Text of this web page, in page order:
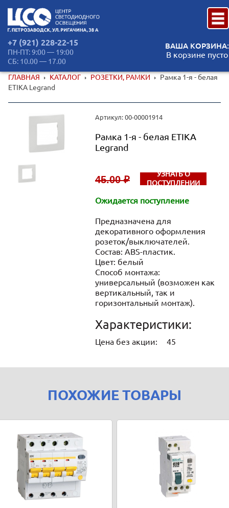
+7 (921) 228-22-15
ПН-ПТ: 9:00 — 19:00
СБ: 10.00 — 17.00
ВАША КОРЗИНА:
В корзине пусто
ГЛАВНАЯ КАТАЛОГ РОЗЕТКИ, РАМКИ
Рамка 1-я - белая
ETIKA Legrand
Артикул: 00-00001914
Рамка 1-я - белая ETIKA
Legrand
45.00 ₽
УЗНАТЬ О
ПОСТУПЛЕНИИ
Ожидается поступление
Предназначена для
декоративного оформления
розеток/выключателей.
Состав: ABS-пластик.
Цвет: белый
Способ монтажа:
универсальный (возможен как
вертикальный, так и
горизонтальный монтаж).
Характеристики:
Цена без акции: 45
ПОХОЖИЕ ТОВАРЫ